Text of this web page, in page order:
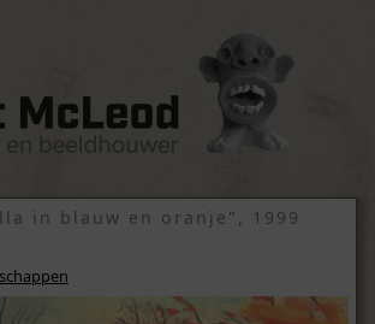
in blauw en oranje", 1999